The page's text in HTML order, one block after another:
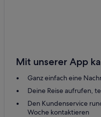
Mit unserer App
Ganz einfach eine
Deine Reise aufrufen,
Den Kundenservice
Woche kontaktieren